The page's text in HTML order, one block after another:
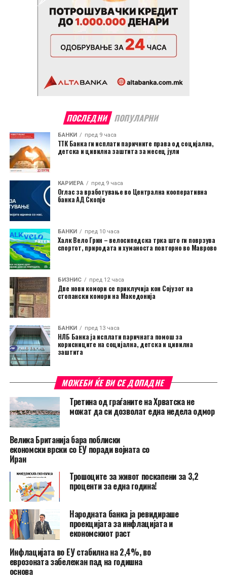
ПОСЛЕДНИ ПОПУЛАРНИ
БАНКИ пред 9 часа
ТТК Банка ги исплати паричните права од социјална,
детска и цивилна заштита за месец јули
КАРИЕРА пред 9 часа
Оглас за вработување во Централна кооперативна
банка АД Скопје
БАНКИ пред 10 часа
Халк Вело Грин – велосипедска трка што ги поврзува
спортот, природата и хуманоста повторно во Маврово
БИЗНИС пред 12 часа
Две нови комори се приклучија кон Сојузот на
стопански комори на Македонија
БАНКИ пред 13 часа
НЛБ Банка ја исплати паричната помош за
корисниците на социјална, детска и цивилна
заштита
МОЖЕБИ ЌЕ ВИ СЕ ДОПАДНЕ
Третина од граѓаните на Хрватска не
можат да си дозволат една недела одмор
Велика Британија бара поблиски
економски врски со ЕУ поради војната со
Иран
Трошоците за живот поскапени за 3,2
проценти за една година!
Народната банка ја ревидираше
проекцијата за инфлацијата и
економскиот раст
Инфлацијата во ЕУ стабилна на 2,4%, во
еврозоната забележан пад на годишна
основа